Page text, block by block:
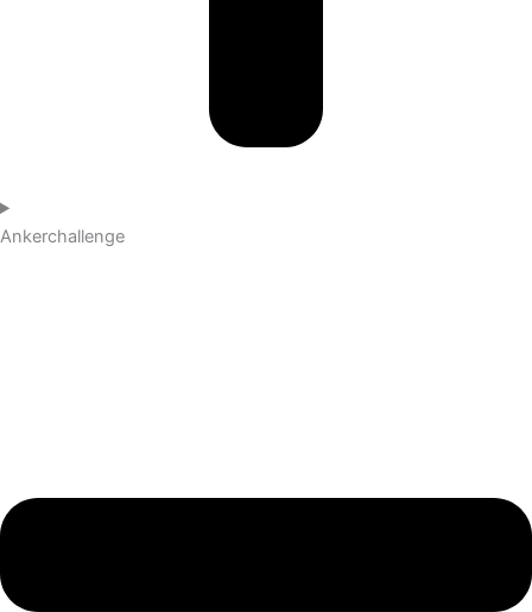
Ankerchallenge